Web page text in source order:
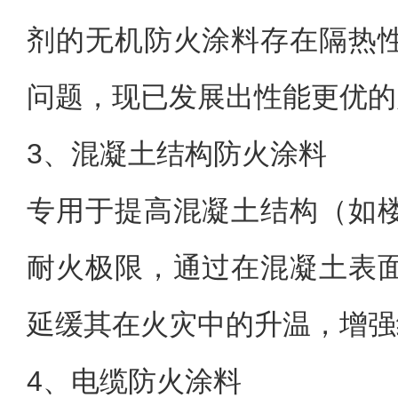
剂的无机防火涂料存在隔热
问题，现已发展出性能更优
3、混凝土结构防火涂料
专用于提高混凝土结构（如
耐火极限，通过在混凝土表
延缓其在火灾中的升温，增
4、电缆防火涂料